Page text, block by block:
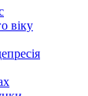
віку